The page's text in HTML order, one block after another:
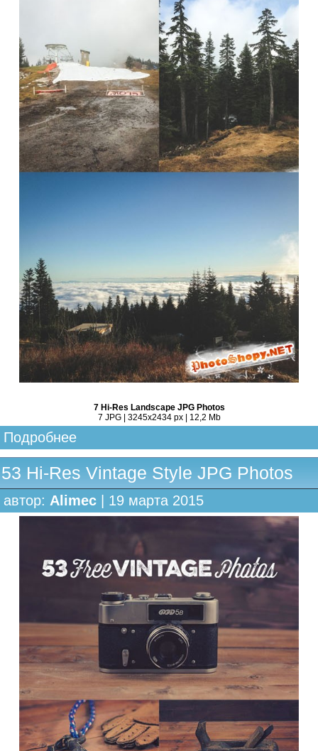
7 Hi-Res Landscape JPG Photos
7 JPG | 3245x2434 px | 12,2 Mb
Подробнее
53 Hi-Res Vintage Style JPG Photos
автор: Alimec | 19 марта 2015